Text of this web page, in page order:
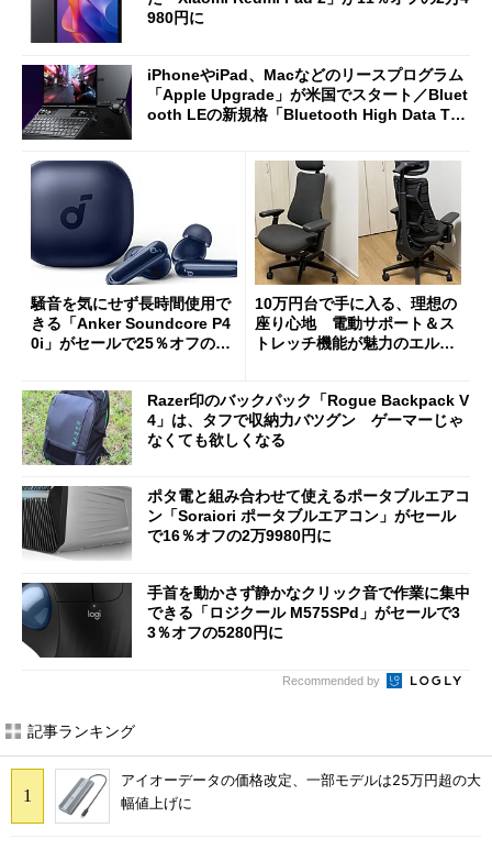
980円に
iPhoneやiPad、Macなどのリースプログラム
「Apple Upgrade」が米国でスタート／Bluet
ooth LEの新規格「Bluetooth High Data Thr
騒音を気にせず長時間使用で
きる「Anker Soundcore P4
0i」がセールで25％オフの59
10万円台で手に入る、理想の
座り心地 電動サポート＆ス
トレッチ機能が魅力のエルゴ
Razer印のバックパック「Rogue Backpack V
4」は、タフで収納力バツグン ゲーマーじゃ
なくても欲しくなる
ポタ電と組み合わせて使えるポータブルエアコ
ン「Soraiori ポータブルエアコン」がセール
で16％オフの2万9980円に
手首を動かさず静かなクリック音で作業に集中
できる「ロジクール M575SPd」がセールで3
3％オフの5280円に
Recommended by
記事ランキング
アイオーデータの価格改定、一部モデルは25万円超の大
幅値上げに